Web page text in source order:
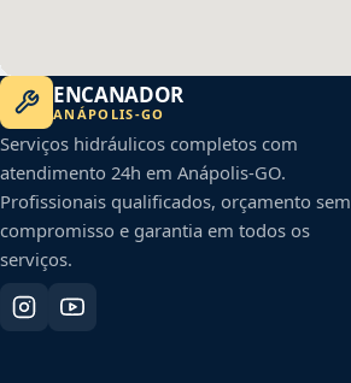
ENCANADOR
ANÁPOLIS-GO
Serviços hidráulicos completos com
atendimento 24h em Anápolis-GO.
Profissionais qualificados, orçamento sem
compromisso e garantia em todos os
serviços.